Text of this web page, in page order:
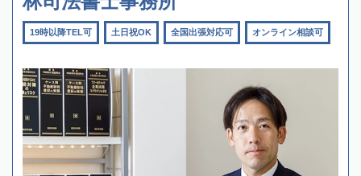
19時以降TEL可 土日祝OK 全国出張対応可 オンライン相談可